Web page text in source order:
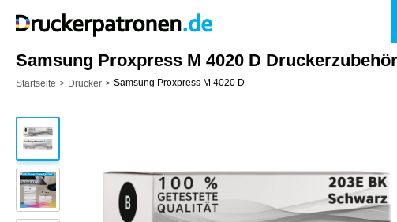
Samsung Proxpress M 4020 D
Startseite > Drucker > Samsung Proxpress M 4020 D